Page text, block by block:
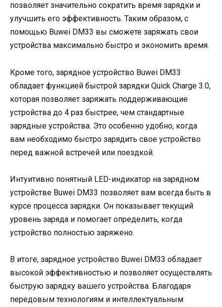
позволяет значительно сократить время зарядки и
улучшить его эффективность. Таким образом, с
помощью Buwei DM33 вы сможете заряжать свои
устройства максимально быстро и экономить время.
Кроме того, зарядное устройство Buwei DM33
обладает функцией быстрой зарядки Quick Charge 3.0,
которая позволяет заряжать поддерживающие
устройства до 4 раз быстрее, чем стандартные
зарядные устройства. Это особенно удобно, когда
вам необходимо быстро зарядить свое устройство
перед важной встречей или поездкой.
Интуитивно понятный LED-индикатор на зарядном
устройстве Buwei DM33 позволяет вам всегда быть в
курсе процесса зарядки. Он показывает текущий
уровень заряда и помогает определить, когда
устройство полностью заряжено.
В итоге, зарядное устройство Buwei DM33 обладает
высокой эффективностью и позволяет осуществлять
быструю зарядку вашего устройства. Благодаря
передовым технологиям и интеллектуальным